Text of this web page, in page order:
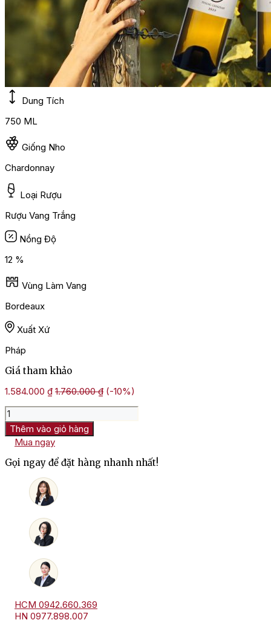
Dung Tích
750 ML
Giống Nho
Chardonnay
Loại Rượu
Rượu Vang Trắng
Nồng Độ
12 %
Vùng Làm Vang
Bordeaux
Xuất Xứ
Pháp
Giá tham khảo
1.584.000 ₫ 1.760.000₫ (-10%)
Rượu
Vang
Pháp
Trắng
Clos
Marsalette
Thêm vào giỏ hàng
Mua ngay
Gọi ngay để đặt hàng nhanh nhất!
HCM 0942.660.369
HN 0977.898.007